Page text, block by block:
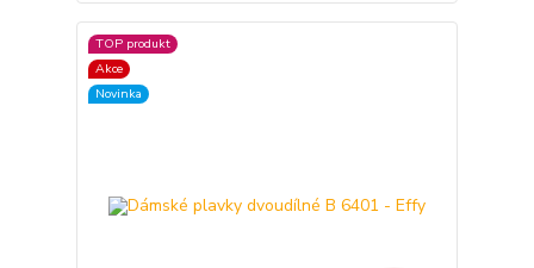
TOP produkt
Akce
Novinka